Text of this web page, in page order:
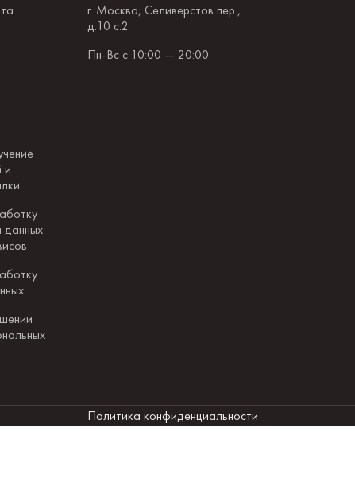
и
данных
г. Москва, Селиверстов пер.,
д.10 с.2
Пн-Вс с 10:00 — 20:00
Политика конфиденциальности